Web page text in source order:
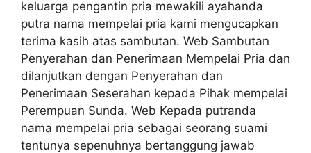
keluarga pengantin pria mewakili ayahanda
putra nama mempelai pria kami mengucapkan
terima kasih atas sambutan. Web Sambutan
Penyerahan dan Penerimaan Mempelai Pria dan
dilanjutkan dengan Penyerahan dan
Penerimaan Seserahan kepada Pihak mempelai
Perempuan Sunda. Web Kepada putranda
nama mempelai pria sebagai seorang suami
tentunya sepenuhnya bertanggung jawab